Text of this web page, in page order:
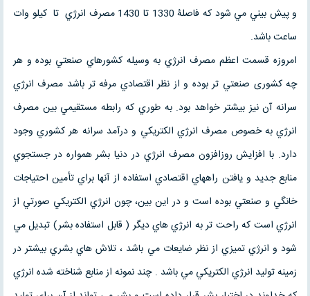
و پيش بيني مي شود که فاصلۀ 1330 تا 1430 مصرف انرژي تا کيلو وات
ساعت باشد.
امروزه قسمت اعظم مصرف انرژي به وسيله کشورهاي صنعتي بوده و هر
چه کشوری صنعتي تر بوده و از نظر اقتصادي مرفه تر باشد مصرف انرژي
سرانه آن نيز بيشتر خواهد بود. به طوري که رابطه مستقيمي بين مصرف
انرژي به خصوص مصرف انرژي الکتريکي و درآمد سرانه هر کشوري وجود
دارد. با افزايش روزافزون مصرف انرژي در دنيا بشر همواره در جستجوي
منابع جديد و يافتن راههاي اقتصادي استفاده از آنها براي تأمين احتياجات
خانگي و صنعتي بوده است و در اين بين، چون انرژي الکتريکي صورتي از
انرژي است که راحت تر به انرژي هاي ديگر ( قابل استفاده بشر) تبديل مي
شود و انرژي تميزي از نظر ضايعات مي باشد ، تلاش هاي بشري بيشتر در
زمينه توليد انرژي الکتريکي مي باشد . چند نمونه از منابع شناخته شده انرژي